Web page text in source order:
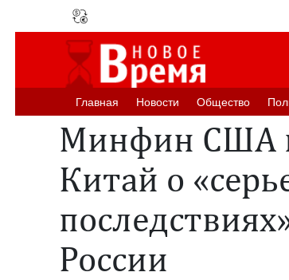
Главная Новости Oбщество
Минфин США
Китай о
России